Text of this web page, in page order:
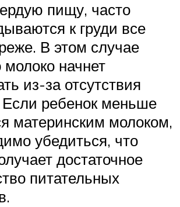
пищу, часто
к груди все
В этом случае
начнет
из-за отсутствия
Если ребенок меньше
материнским молоком,
убедиться, что
достаточное
питательных